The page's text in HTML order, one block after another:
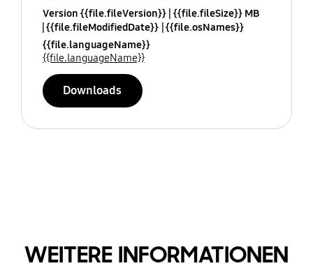
Version {{file.fileVersion}} {{file.fileSize}} MB
{{file.fileModifiedDate}} {{file.osNames}}
{{file.languageName}}
{{file.languageName}}
Downloads
WEITERE INFORMATIONEN